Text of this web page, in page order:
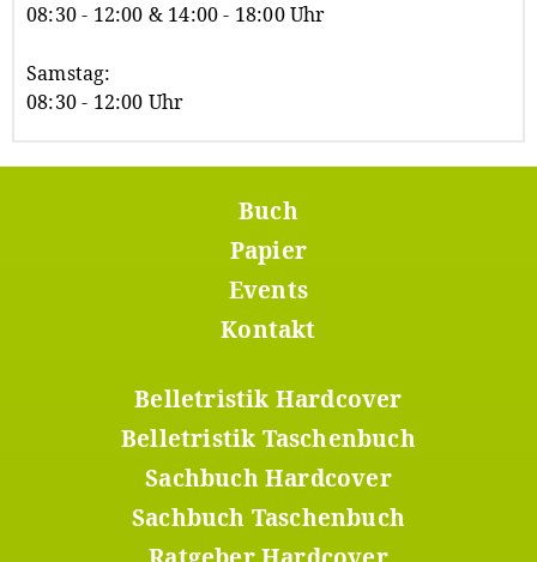
08:30 - 12:00 & 14:00 - 18:00 Uhr
Samstag:
08:30 - 12:00 Uhr
Buch
Papier
Events
Kontakt
Belletristik Hardcover
Belletristik Taschenbuch
Sachbuch Hardcover
Sachbuch Taschenbuch